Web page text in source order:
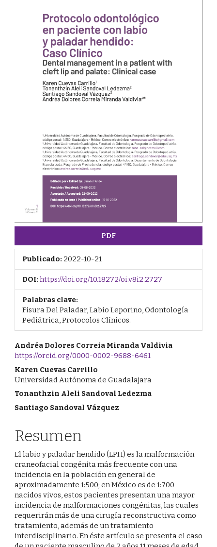
PDF
Publicado: 2022-10-21
DOI: https://doi.org/10.18272/oi.v8i2.2727
Palabras clave:
Fisura Del Paladar, Labio Leporino, Odontología
Pediátrica, Protocolos Clínicos.
Contenido
principal
del
artículo
Andréa Dolores Correia Miranda Valdivia
https://orcid.org/0000-0002-9688-6461
Karen Cuevas Carrillo
Universidad Autónoma de Guadalajara
Tonanthzin Aleli Sandoval Ledezma
Santiago Sandoval Vázquez
Resumen
El labio y paladar hendido (LPH) es la malformación
craneofacial congénita más frecuente con una
incidencia en la población en general de
aproximadamente 1:500; en México es de 1:700
nacidos vivos, estos pacientes presentan una mayor
incidencia de malformaciones congénitas, las cuales
requerirán más de una cirugía reconstructiva como
tratamiento, además de un tratamiento
interdisciplinario. En éste artículo se presenta el caso